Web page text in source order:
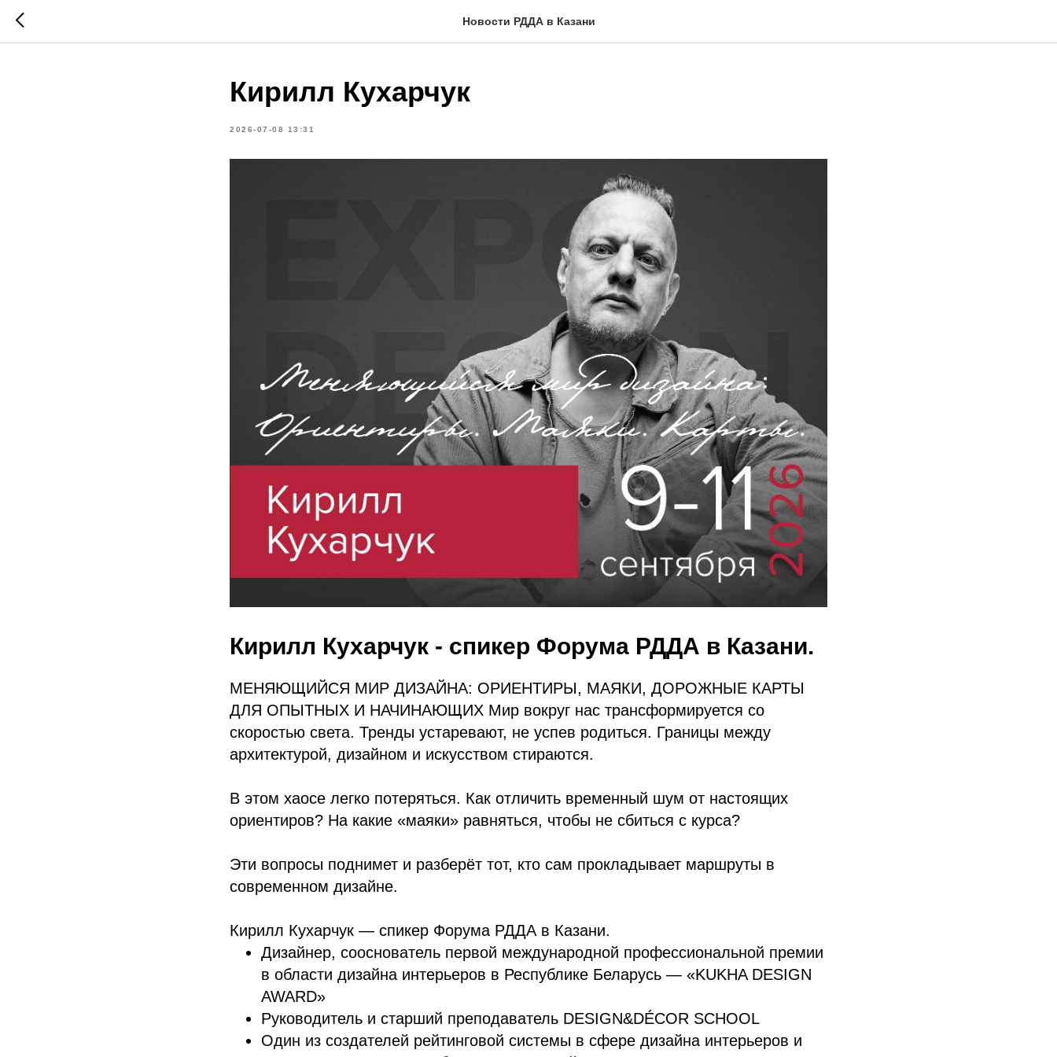
Новости РДДА в Казани
Кирилл Кухарчук
2026-07-08 13:31
Кирилл Кухарчук - спикер Форума РДДА в Казани.
МЕНЯЮЩИЙСЯ МИР ДИЗАЙНА: ОРИЕНТИРЫ, МАЯКИ, ДОРОЖНЫЕ КАРТЫ
ДЛЯ ОПЫТНЫХ И НАЧИНАЮЩИХ Мир вокруг нас трансформируется со
скоростью света. Тренды устаревают, не успев родиться. Границы между
архитектурой, дизайном и искусством стираются.
В этом хаосе легко потеряться. Как отличить временный шум от настоящих
ориентиров? На какие «маяки» равняться, чтобы не сбиться с курса?
Эти вопросы поднимет и разберёт тот, кто сам прокладывает маршруты в
современном дизайне.
Кирилл Кухарчук — спикер Форума РДДА в Казани.
Дизайнер, сооснователь первой международной профессиональной премии
в области дизайна интерьеров в Республике Беларусь — «KUKHA DESIGN
AWARD»
Руководитель и старший преподаватель DESIGN&DÉCOR SCHOOL
Один из создателей рейтинговой системы в сфере дизайна интерьеров и